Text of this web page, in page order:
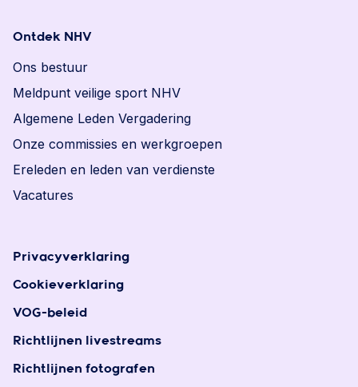
Ontdek NHV
Ons bestuur
Meldpunt veilige sport NHV
Algemene Leden Vergadering
Onze commissies en werkgroepen
Ereleden en leden van verdienste
Vacatures
Privacyverklaring
Cookieverklaring
VOG-beleid
Richtlijnen livestreams
Richtlijnen fotografen